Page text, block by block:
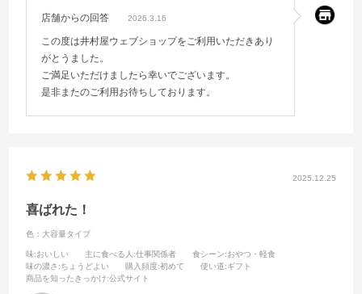
店舗からの回答 2026.3.16
この度は井村屋ウェブショップをご利用いただきあり
がとうました。
ご満足いただけましたら幸いでございます。
是非またのご利用お待ちしております。
2025.12.25
喜ばれた！
色：大容量タイプ
味:おいしい 主に食べる人 :仕事関係者 食シーン:おやつ・軽食
味の濃さ :ちょうどよい 購入頻度:初めて 使い道:ギフト
商品を知ったきっかけ:公式サイト